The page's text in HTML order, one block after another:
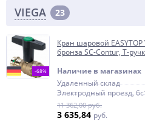
VIEGA 23
-68%
Кран шаровой EASYTOP
бронза SC-Contur, Т-
Наличие в магазинах
Удаленный склад
Электродный проезд,
11 362,00 руб.
3 635,84 руб.